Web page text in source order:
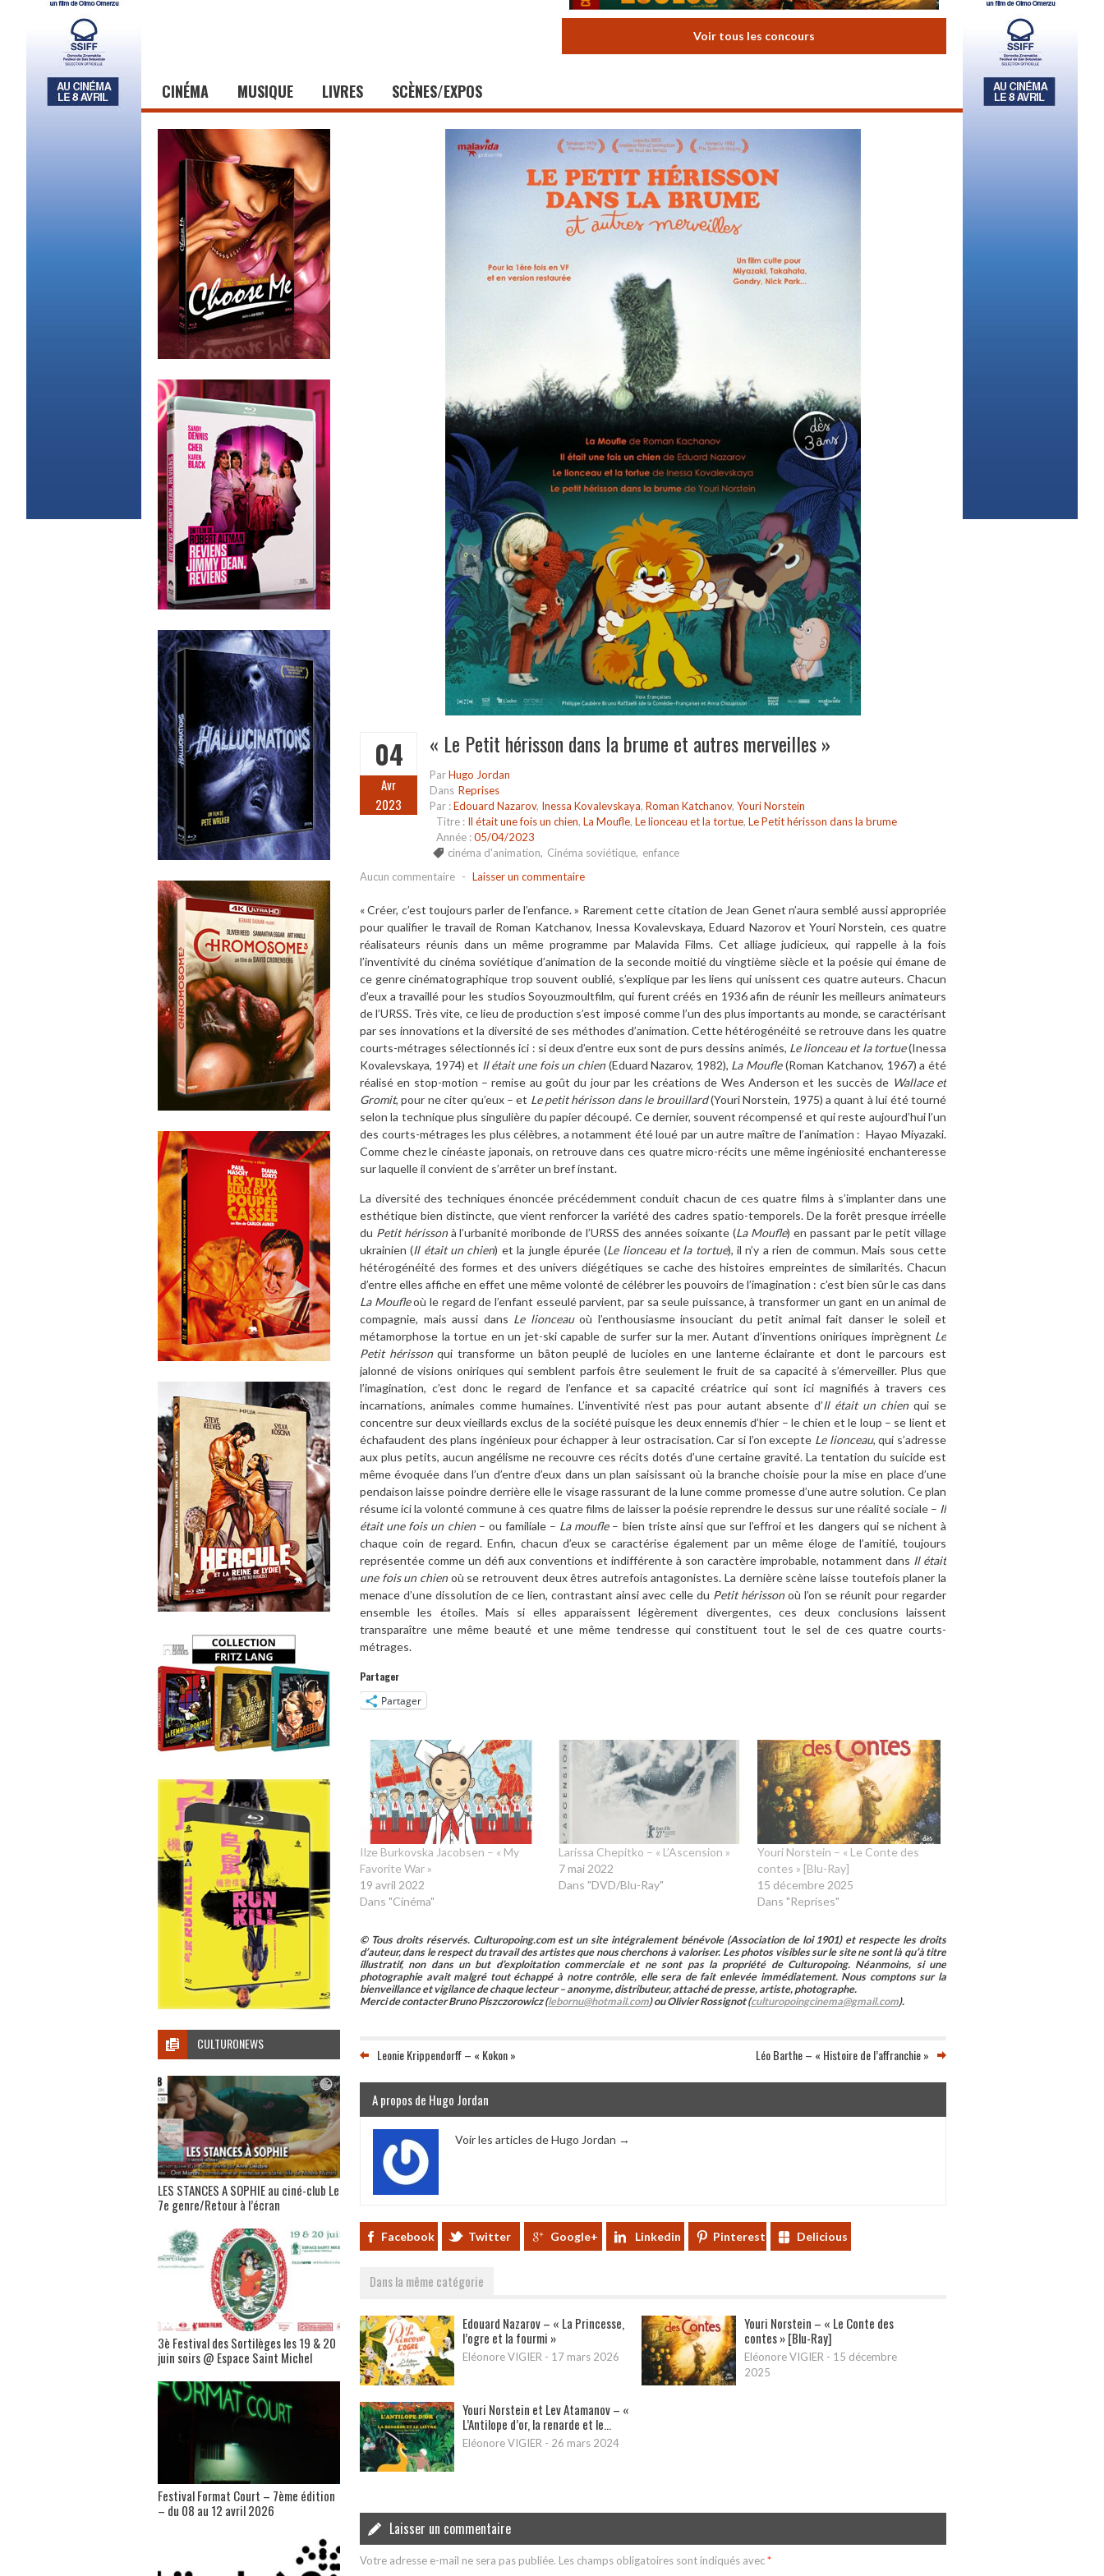
Voir tous les concours
CINÉMA MUSIQUE LIVRES SCÈNES/EXPOS
04
Avr
2023
« Le Petit hérisson dans la brume et autres merveilles »
ParHugo Jordan
Dans Reprises
Par :Edouard Nazarov, Inessa Kovalevskaya, Roman Katchanov, Youri Norstein
Titre : Il était une fois un chien, La Moufle, Le lionceau et la tortue, Le Petit hérisson dans la brume
Année :05/04/2023
cinéma d'animation, Cinéma soviétique, enfance
Aucun commentaire - Laisser un commentaire
« Créer, c’est toujours parler de l’enfance. » Rarement cette citation de Jean Genet n’aura semblé aussi appropriée
pour qualifier le travail de Roman Katchanov, Inessa Kovalevskaya, Eduard Nazorov et Youri Norstein, ces quatre
réalisateurs réunis dans un même programme par Malavida Films. Cet alliage judicieux, qui rappelle à la fois
l’inventivité du cinéma soviétique d’animation de la seconde moitié du vingtième siècle et la poésie qui émane de
ce genre cinématographique trop souvent oublié, s’explique par les liens qui unissent ces quatre auteurs. Chacun
d’eux a travaillé pour les studios Soyouzmoultfilm, qui furent créés en 1936 afin de réunir les meilleurs animateurs
de l’URSS. Très vite, ce lieu de production s’est imposé comme l’un des plus importants au monde, se caractérisant
par ses innovations et la diversité de ses méthodes d’animation. Cette hétérogénéité se retrouve dans les quatre
courts-métrages sélectionnés ici : si deux d’entre eux sont de purs dessins animés, Le lionceau et la tortue(Inessa
Kovalevskaya, 1974) et Il était une fois un chien(Eduard Nazarov, 1982), La Moufle(Roman Katchanov, 1967) a été
réalisé en stop-motion – remise au goût du jour par les créations de Wes Anderson et les succès de Wallace et
Gromit, pour ne citer qu’eux – et Le petit hérisson dans le brouillard(Youri Norstein, 1975) a quant à lui été tourné
selon la technique plus singulière du papier découpé. Ce dernier, souvent récompensé et qui reste aujourd’hui l’un
des courts-métrages les plus célèbres, a notamment été loué par un autre maître de l’animation : Hayao Miyazaki.
Comme chez le cinéaste japonais, on retrouve dans ces quatre micro-récits une même ingéniosité enchanteresse
sur laquelle il convient de s’arrêter un bref instant.
La diversité des techniques énoncée précédemment conduit chacun de ces quatre films à s’implanter dans une
esthétique bien distincte, que vient renforcer la variété des cadres spatio-temporels. De la forêt presque irréelle
du Petit hérissonà l’urbanité moribonde de l’URSS des années soixante (La Moufle) en passant par le petit village
ukrainien (Il était un chien) et la jungle épurée (Le lionceau et la tortue), il n’y a rien de commun. Mais sous cette
hétérogénéité des formes et des univers diégétiques se cache des histoires empreintes de similarités. Chacun
d’entre elles affiche en effet une même volonté de célébrer les pouvoirs de l’imagination : c’est bien sûr le cas dans
La Moufleoù le regard de l’enfant esseulé parvient, par sa seule puissance, à transformer un gant en un animal de
compagnie, mais aussi dans Le lionceau où l’enthousiasme insouciant du petit animal fait danser le soleil et
métamorphose la tortue en un jet-ski capable de surfer sur la mer. Autant d’inventions oniriques imprègnent Le
Petit hérissonqui transforme un bâton peuplé de lucioles en une lanterne éclairante et dont le parcours est
jalonné de visions oniriques qui semblent parfois être seulement le fruit de sa capacité à s’émerveiller. Plus que
l’imagination, c’est donc le regard de l’enfance et sa capacité créatrice qui sont ici magnifiés à travers ces
incarnations, animales comme humaines. L’inventivité n’est pas pour autant absente d’Il était un chien qui se
concentre sur deux vieillards exclus de la société puisque les deux ennemis d’hier – le chien et le loup – se lient et
échafaudent des plans ingénieux pour échapper à leur ostracisation. Car si l’on excepte Le lionceau, qui s’adresse
aux plus petits, aucun angélisme ne recouvre ces récits dotés d’une certaine gravité. La tentation du suicide est
même évoquée dans l’un d’entre d’eux dans un plan saisissant où la branche choisie pour la mise en place d’une
pendaison laisse poindre derrière elle le visage rassurant de la lune comme promesse d’une autre solution. Ce plan
résume ici la volonté commune à ces quatre films de laisser la poésie reprendre le dessus sur une réalité sociale – Il
était une fois un chien – ou familiale – La moufle – bien triste ainsi que sur l’effroi et les dangers qui se nichent à
chaque coin de regard. Enfin, chacun d’eux se caractérise également par un même éloge de l’amitié, toujours
représentée comme un défi aux conventions et indifférente à son caractère improbable, notamment dans Il était
une fois un chienoù se retrouvent deux êtres autrefois antagonistes. La dernière scène laisse toutefois planer la
menace d’une dissolution de ce lien, contrastant ainsi avec celle du Petit hérissonoù l’on se réunit pour regarder
ensemble les étoiles. Mais si elles apparaissent légèrement divergentes, ces deux conclusions laissent
transparaître une même beauté et une même tendresse qui constituent tout le sel de ces quatre courts-
métrages.
Partager
Partager
Ilze Burkovska Jacobsen – « My
Favorite War »
19 avril 2022
Dans "Cinéma"
Larissa Chepitko – « L’Ascension »
7 mai 2022
Dans "DVD/Blu-Ray"
Youri Norstein – « Le Conte des
contes » [Blu-Ray]
15 décembre 2025
Dans "Reprises"
© Tous droits réservés. Culturopoing.com est un site intégralement bénévole (Association de loi 1901) et respecte les droits
d’auteur, dans le respect du travail des artistes que nous cherchons à valoriser. Les photos visibles sur le site ne sont là qu’à titre
illustratif, non dans un but d’exploitation commerciale et ne sont pas la propriété de Culturopoing. Néanmoins, si une
photographie avait malgré tout échappé à notre contrôle, elle sera de fait enlevée immédiatement. Nous comptons sur la
bienveillance et vigilance de chaque lecteur – anonyme, distributeur, attaché de presse, artiste, photographe.
Merci de contacter Bruno Piszczorowicz (lebornu@hotmail.com) ou Olivier Rossignot (culturopoingcinema@gmail.com).
Leonie Krippendorff – « Kokon » Léo Barthe – « Histoire de l’affranchie »
A propos de Hugo Jordan
Voir les articles de Hugo Jordan →
Facebook Twitter Google+ Linkedin Pinterest Delicious
Dans la même catégorie
Edouard Nazarov – « La Princesse,
l’ogre et la fourmi »
Eléonore VIGIER - 17 mars 2026
Youri Norstein – « Le Conte des
contes » [Blu-Ray]
Eléonore VIGIER - 15 décembre
2025
Youri Norstein et Lev Atamanov – «
L’Antilope d’or, la renarde et le...
Eléonore VIGIER - 26 mars 2024
Laisser un commentaire
Votre adresse e-mail ne sera pas publiée. Les champs obligatoires sont indiqués avec*
CULTURONEWS
LES STANCES A SOPHIE au ciné-club Le
7e genre/Retour à l’écran
3è Festival des Sortilèges les 19 & 20
juin soirs @ Espace Saint Michel
Festival Format Court – 7ème édition
– du 08 au 12 avril 2026